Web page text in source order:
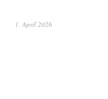
1. April 2026